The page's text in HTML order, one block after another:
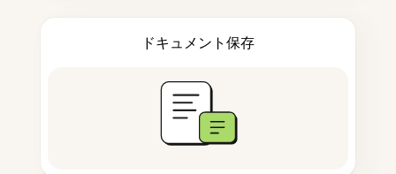
ドキュメント保存